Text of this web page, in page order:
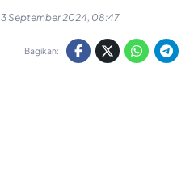
3 September 2024, 08:47
Bagikan: